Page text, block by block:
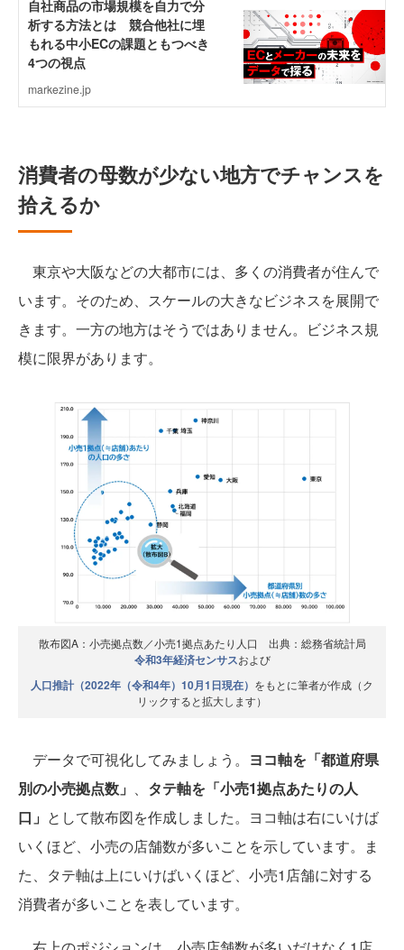
消費者の母数が少ない地方でチャンスを
拾えるか
東京や大阪などの大都市には、多くの消費者が住んで
います。そのため、スケールの大きなビジネスを展開で
きます。一方の地方はそうではありません。ビジネス規
模に限界があります。
散布図A：小売拠点数／小売1拠点あたり人口 出典：総務省統計局
令和3年経済センサスおよび
人口推計（2022年（令和4年）10月1日現在） をもとに筆者が作成（ク
リックすると拡大します）
データで可視化してみましょう。 ヨコ軸を「都道府県
別の小売拠点数」 、 タテ軸を「小売1拠点あたりの人
口」 として散布図を作成しました。ヨコ軸は右にいけば
いくほど、小売の店舗数が多いことを示しています。ま
た、タテ軸は上にいけばいくほど、小売1店舗に対する
消費者が多いことを表しています。